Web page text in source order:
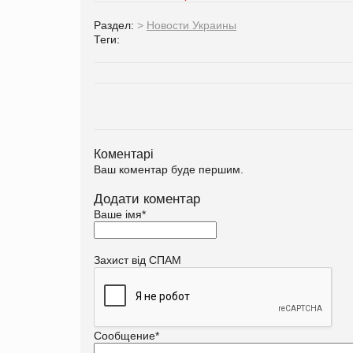
Раздел: > Новости Украины
Теги:
Коментарі
Ваш коментар буде першим.
Додати коментар
Ваше імя*
Захист від СПАМ
Сообщение*